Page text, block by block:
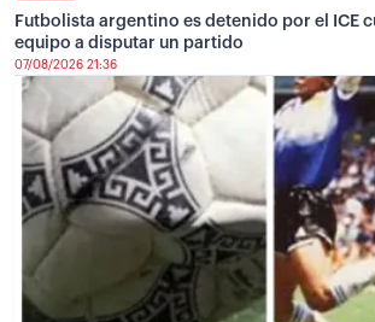
Futbolista argentino es detenido por el ICE
equipo a disputar un partido
07/08/2026 21:36